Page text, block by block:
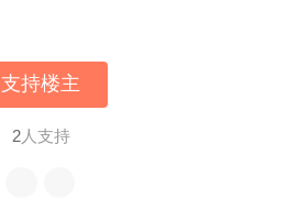
支持楼主
2人支持